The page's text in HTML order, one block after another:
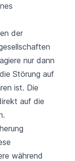
der
nur dann
Störung auf
ist. Die
auf die
während